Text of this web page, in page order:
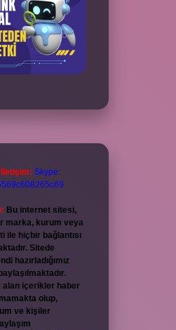
Skype:
Bu internet sitesi,
marka, kurum veya
ile hiçbir bağlantısı
Sitede
hazırladığımız
alan içerikler haber
olup,
ve kişiler